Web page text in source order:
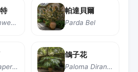
Eliodatumwesigye
帕達貝爾
Parda Bel
Sienna caperate
鴿子花
Paloma Dirantas